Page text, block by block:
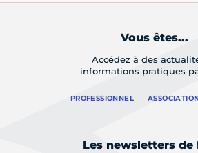
Vous êtes...
Accédez à des
informations pratiques
PROFESSIONNEL
Les newsletters de